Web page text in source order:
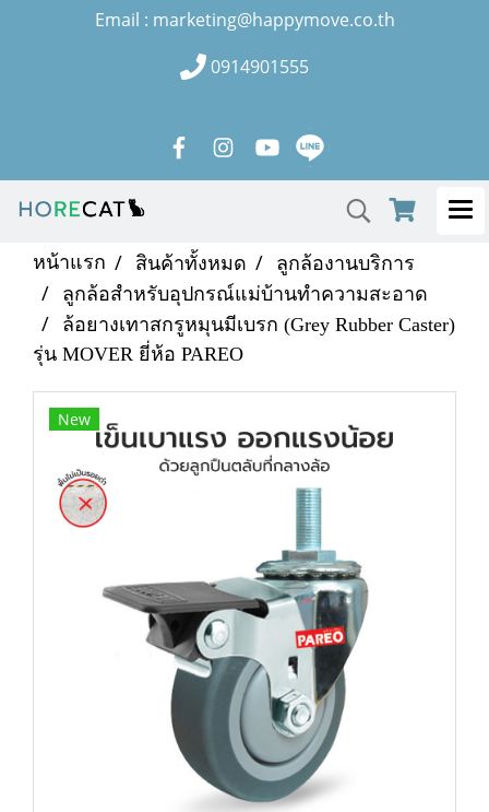
Email : marketing@happymove.co.th
0914901555
หน้าแรก สินค้าทั้งหมด
ลูกล้องานบริการ
ลูกล้อสำหรับอุปกรณ์แม่บ้านทำความสะอาด
ล้อยางเทาสกรูหมุนมีเบรก (Grey Rubber Caster)
รุ่น MOVER ยี่ห้อ PAREO
New